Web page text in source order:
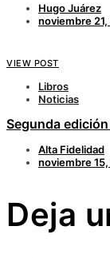
Hugo Juárez
noviembre
VIEW POST
Libros
Noticias
Segunda
Alta Fidelidad
noviembre
Deja